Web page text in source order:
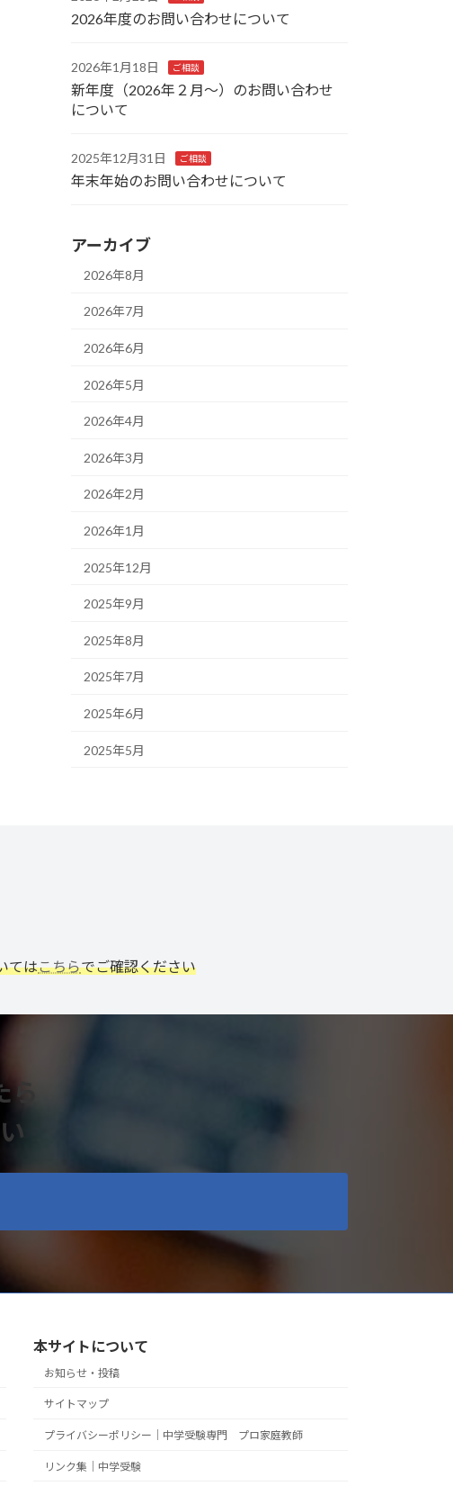
2026年度のお問い合わせについて
2026年1月18日 ご相談
新年度（2026年２月～）のお問い合わせ
について
2025年12月31日 ご相談
年末年始のお問い合わせについて
アーカイブ
2026年8月
2026年7月
2026年6月
2026年5月
2026年4月
2026年3月
2026年2月
2026年1月
2025年12月
2025年9月
2025年8月
2025年7月
2025年6月
2025年5月
てはこちらでご確認ください
本サイトについて
お知らせ・投稿
サイトマップ
プライバシーポリシー｜中学受験専門 プロ家庭教師
リンク集｜中学受験